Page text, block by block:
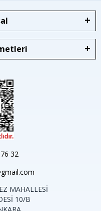
32
MAHALLESİ
10/B